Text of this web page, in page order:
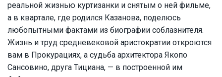
реальной жизнью куртизанки и снятым о ней фильме,
а в квартале, где родился Казанова, поделюсь
любопытными фактами из биографии соблазнителя.
Жизнь и труд средневековой аристократии откроются
вам в Прокурациях, а судьба архитектора Якопо
Сансовино, друга Тициана, — в построенной им